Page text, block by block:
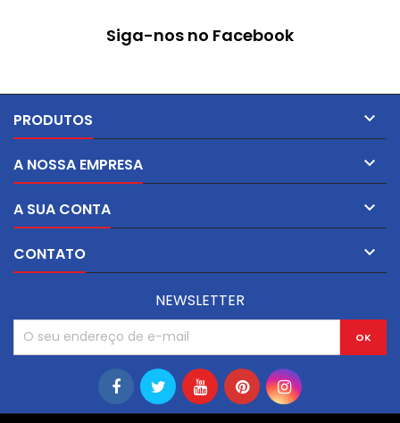
preta, lisa e resistente à
abrasão, ozono e intempéries,
camadas sintéticas de alta
temperaturas...
gasóleo, biodiesel, gás LPG e
Fabricada com borracha FKM
Siga-nos no Facebook
PRODUTOS 
A NOSSA EMPRESA 
A SUA CONTA 
CONTATO 
NEWSLETTER